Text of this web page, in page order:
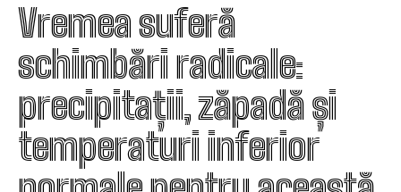
Vremea suferă
schimbări radicale:
precipitații, zăpadă și
temperaturi inferior